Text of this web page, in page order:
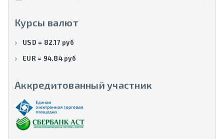
Курсы валют
USD = 82.17 руб
EUR = 94.84 руб
Аккредитованный участник